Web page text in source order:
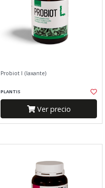
Probiot l (laxante)
PLANTIS
Ver precio